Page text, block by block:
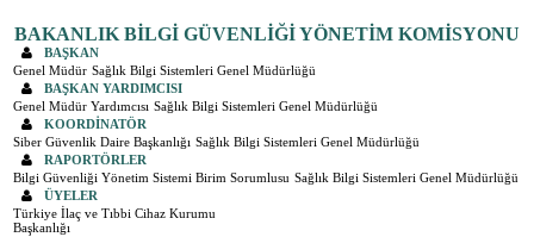
BAKANLIK BİLGİ GÜVENLİĞİ YÖNETİM KOMİSYONU
BAŞKAN
Genel Müdür Sağlık Bilgi Sistemleri Genel Müdürlüğü
BAŞKAN YARDIMCISI
Genel Müdür Yardımcısı Sağlık Bilgi Sistemleri Genel Müdürlüğü
KOORDİNATÖR
Siber Güvenlik Daire Başkanlığı Sağlık Bilgi Sistemleri Genel Müdürlüğü
RAPORTÖRLER
Bilgi Güvenliği Yönetim Sistemi Birim Sorumlusu Sağlık Bilgi Sistemleri Genel Müdürlüğü
ÜYELER
Türkiye İlaç ve Tıbbi Cihaz Kurumu
Başkanlığı